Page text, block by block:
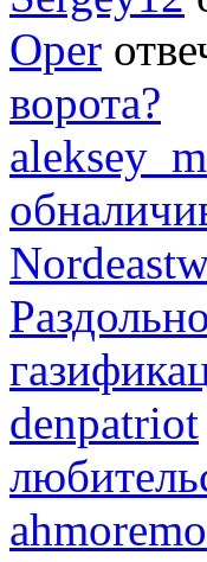
Oper
ворота?
denpatriot